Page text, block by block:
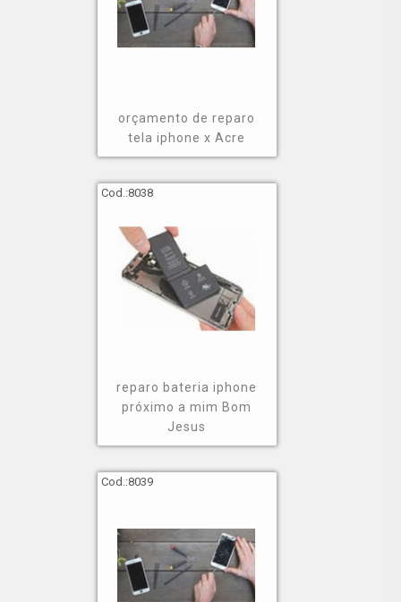
orçamento de reparo
tela iphone x Acre
Cod.:8038
reparo bateria iphone
próximo a mim Bom
Jesus
Cod.:8039